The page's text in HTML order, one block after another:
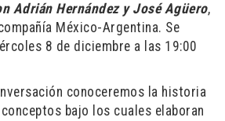
Adrián Hernández y José Agüero,
México-Argentina. Se
8 de diciembre a las 19:00
conoceremos la historia
bajo los cuales elaboran